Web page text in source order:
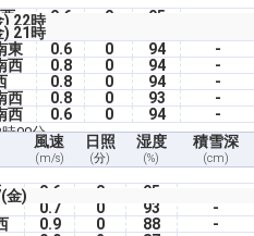
) 22時 0.6 0 95
) 21時
東 0.6 0 94
-
西 0.8 0 94
-
0.8 0 94
-
西 0.8 0 93
-
西 0.6 0 94 -
00分
風速
(m/s)
日照
(分)
湿度
(%)
積雪深
(cm)
金) 0.6 0 95
0.7 0 93
-
0.9 0 88
-